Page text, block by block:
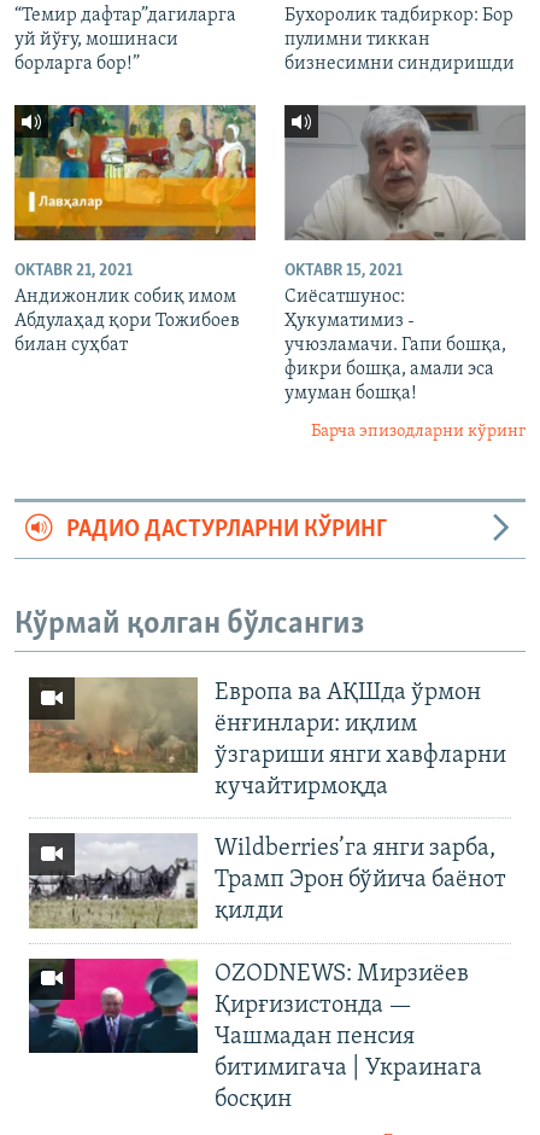
“Темир дафтар”дагиларга
уй йўғу, мошинаси
борларга бор!”
Бухоролик тадбиркор: Бор
пулимни тиккан
бизнесимни синдиришди
OKTABR 21, 2021
Андижонлик собиқ имом
Абдулаҳад қори Тожибоев
билан суҳбат
OKTABR 15, 2021
Сиёсатшунос:
Ҳукуматимиз -
учюзламачи. Гапи бошқа,
фикри бошқа, амали эса
умуман бошқа!
Барча эпизодларни кўринг
РАДИО ДАСТУРЛАРНИ КЎРИНГ
Кўрмай қолган бўлсангиз
Европа ва АҚШда ўрмон
ёнғинлари: иқлим
ўзгариши янги хавфларни
кучайтирмоқда
Wildberries’га янги зарба,
Трамп Эрон бўйича баёнот
қилди
OZODNEWS: Мирзиёев
Қирғизистонда —
Чашмадан пенсия
битимигача | Украинага
босқин